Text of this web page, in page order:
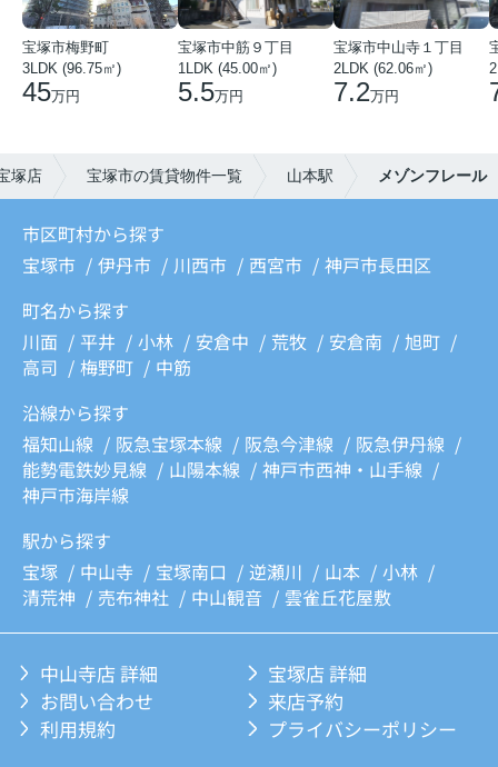
宝塚市梅野町
3LDK (96.75㎡)
45万円
宝塚市中筋９丁目
1LDK (45.00㎡)
5.5万円
宝塚市中山寺１丁目
2LDK (62.06㎡)
7.2万円
塚店 宝塚市の賃貸物件一覧 山本駅 メゾンフレール
市区町村から探す
宝塚市
伊丹市 川西市 西宮市
神戸市長田区
町名から探す
川面
平井 小林 安倉中 荒牧 安倉南
旭町
高司
梅野町
中筋
沿線から探す
福知山線
阪急宝塚本線 阪急今津線
阪急伊丹線
能勢電鉄妙見線
山陽本線
神戸市西神・山手線
神戸市海岸線
駅から探す
宝塚
中山寺 宝塚南口 逆瀬川 山本
小林
清荒神
売布神社 中山観音 雲雀丘花屋敷
中山寺店 詳細
宝塚店 詳細
お問い合わせ
来店予約
利用規約
プライバシーポリシー